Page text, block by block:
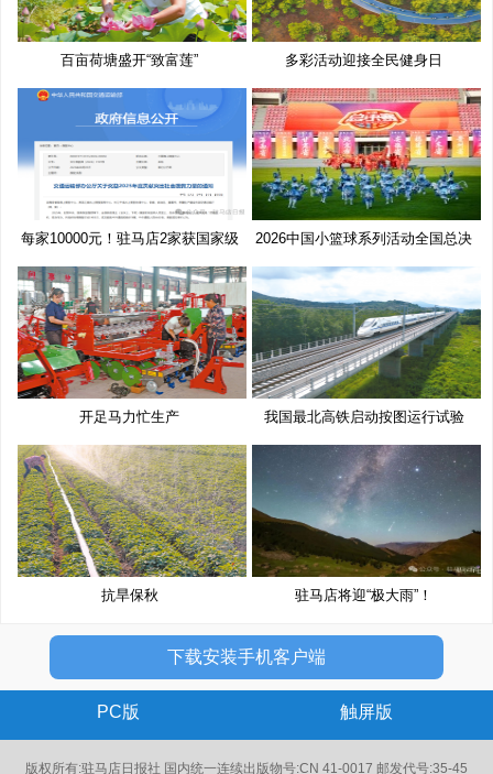
百亩荷塘盛开“致富莲” 多彩活动迎接全民健身日
每家10000元！驻马店2家获国家级
奖
2026中国小篮球系列活动全国总决
赛
开足马力忙生产 我国最北高铁启动按图运行试验
抗旱保秋 驻马店将迎“极大雨”！
下载安装手机客户端
PC版 触屏版
版权所有:驻马店日报社 国内统一连续出版物号:CN 41-0017 邮发代号:35-45